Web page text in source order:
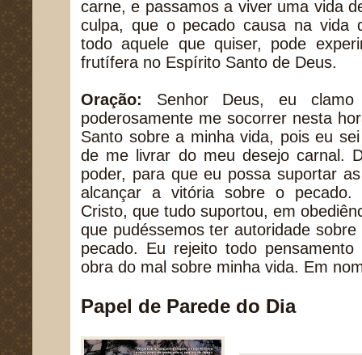
carne, e passamos a viver uma vida
culpa, que o pecado causa na vida
todo aquele que quiser, pode
frutífera no Espírito Santo de Deus.
Oração: Senhor Deus, eu
poderosamente me socorrer nesta
Santo sobre a minha vida, pois eu
de me livrar do meu desejo carnal.
poder, para que eu possa suportar
alcançar a vitória sobre o pecado.
Cristo, que tudo suportou, em
que pudéssemos ter autoridade
pecado. Eu rejeito todo
obra do mal sobre minha vida. Em
Papel de Parede do Dia